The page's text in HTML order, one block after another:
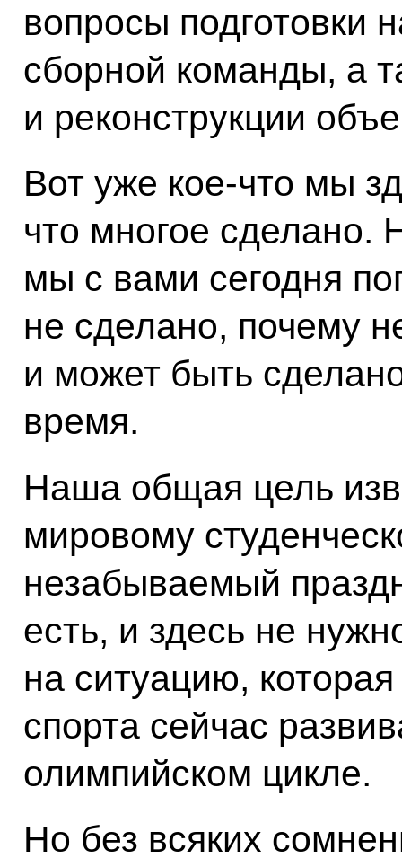
вопросы подготовки
сборной команды, а
и реконструкции
Вот уже кое-что мы
что многое сделано.
мы с вами сегодня
не сделано, почему
и может быть
время.
Наша общая цель
мировому
незабываемый
есть, и здесь не
на ситуацию, которая
спорта сейчас
олимпийском цикле.
Но без всяких